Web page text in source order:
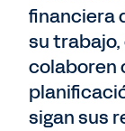
financiera
su
colaboren
sigan sus